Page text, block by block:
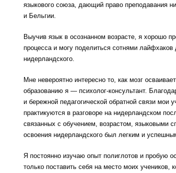
языкового союза, дающий право преподавания
и Бельгии.
Выучив язык в осознанном возрасте, я хорошо
процесса и могу поделиться сотнями лайфхаков
нидерландского.
Мне невероятно интересно то, как мозг
образованию я — психолог-консультант.
и бережной педагогической обратной связи мои
практикуются в разговоре на нидерландском
связанных с обучением, возрастом, языковыми
освоения нидерландского был легким и
Я постоянно изучаю опыт полиглотов и пробую
только поставить себя на место моих учеников,